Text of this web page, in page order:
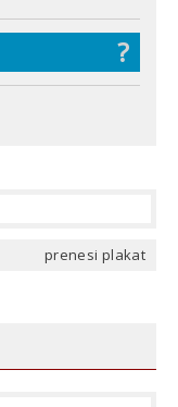
?
prenesi plakat